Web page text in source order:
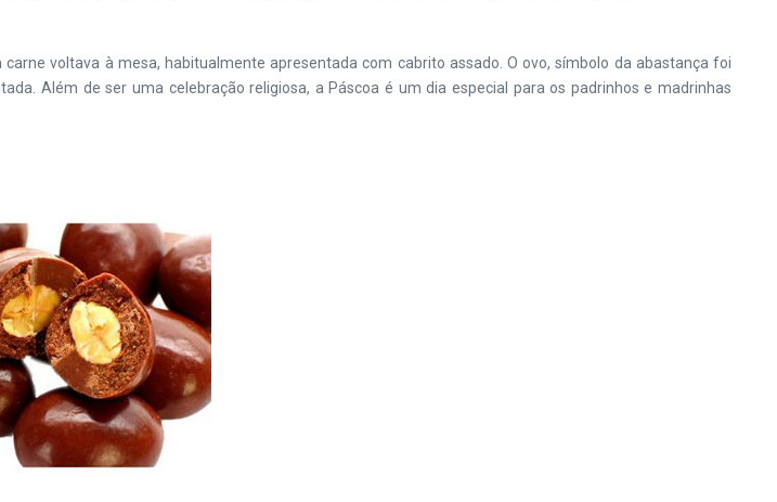
voltava à mesa, habitualmente apresentada com cabrito assado. O ovo, símbolo da abastança foi
Além de ser uma celebração religiosa, a Páscoa é um dia especial para os padrinhos e madrinhas